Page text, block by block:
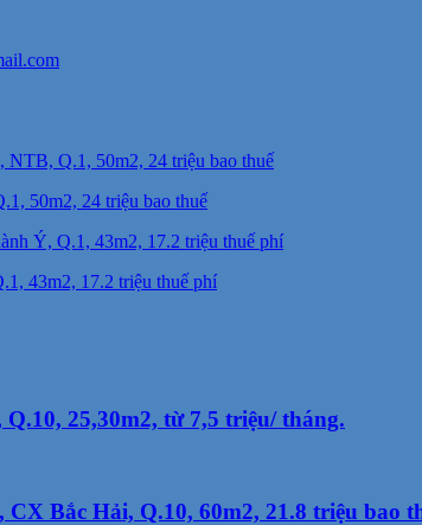
50m2, 24 triệu bao thuế
43m2, 17.2 triệu thuế phí
25,30m2, từ 7,5 triệu/ tháng.
Bắc Hải, Q.10, 60m2, 21.8 triệu bao